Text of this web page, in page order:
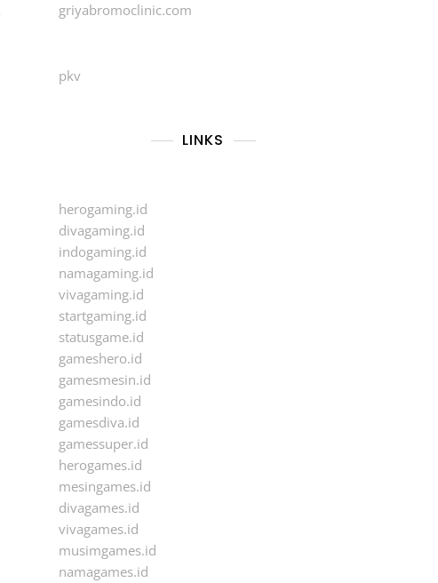
griyabromoclinic.com
pkv
LINKS
herogaming.id
divagaming.id
indogaming.id
namagaming.id
vivagaming.id
startgaming.id
statusgame.id
gameshero.id
gamesmesin.id
gamesindo.id
gamesdiva.id
gamessuper.id
herogames.id
mesingames.id
divagames.id
vivagames.id
musimgames.id
namagames.id